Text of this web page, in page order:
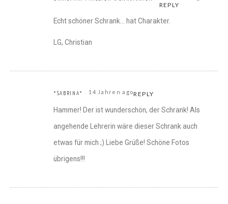
REPLY
Echt schöner Schrank… hat Charakter.
LG, Christian
*SABRINA* 14 Jahren agoREPLY
Hammer! Der ist wunderschön, der Schrank! Als
angehende Lehrerin wäre dieser Schrank auch
etwas für mich ;) Liebe Grüße! Schöne Fotos
übrigens!!!